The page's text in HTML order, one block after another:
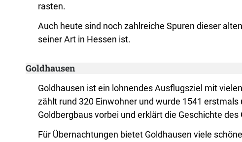
rasten.
Auch heute sind noch zahlreiche Spuren dieser
seiner Art in Hessen ist.
Goldhausen
Goldhausen ist ein lohnendes Ausflugsziel mit
zählt rund 320 Einwohner und wurde 1541
Goldbergbaus vorbei und erklärt die Geschichte des
Für Übernachtungen bietet Goldhausen viele